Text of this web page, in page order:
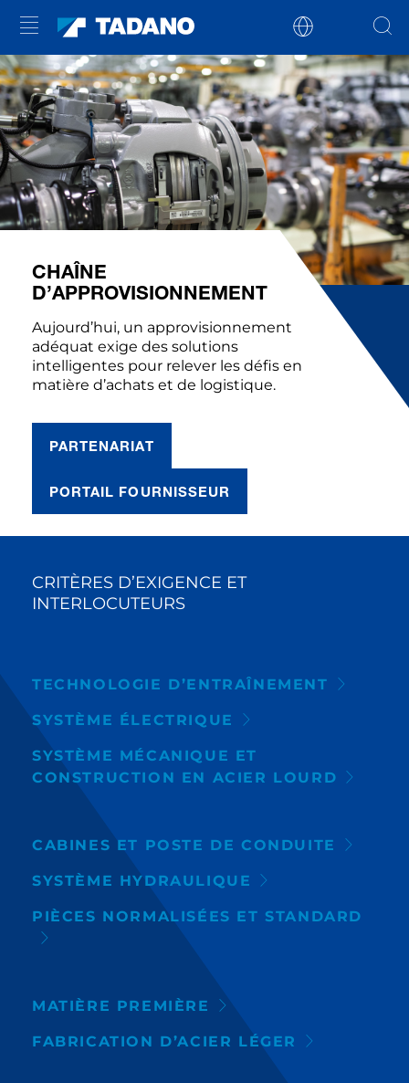
CHAÎNE
D’APPROVISIONNEMENT
Aujourd’hui, un approvisionnement
adéquat exige des solutions
intelligentes pour relever les défis en
matière d’achats et de logistique.
PARTENARIAT
PORTAIL FOURNISSEUR
CRITÈRES D’EXIGENCE ET
INTERLOCUTEURS
TECHNOLOGIE D’ENTRAÎNEMENT
SYSTÈME ÉLECTRIQUE
SYSTÈME MÉCANIQUE ET
CONSTRUCTION EN ACIER LOURD
CABINES ET POSTE DE CONDUITE
SYSTÈME HYDRAULIQUE
PIÈCES NORMALISÉES ET STANDARD
MATIÈRE PREMIÈRE
FABRICATION D’ACIER LÉGER